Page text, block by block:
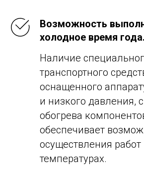
Возможность
холодное время года.
Наличие
транспортного
оснащенного
и низкого давления,
обогрева
обеспечивает
осуществления
температурах.